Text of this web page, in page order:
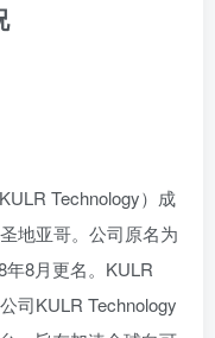
Technology）成
地亚哥。公司原名为
年8月更名。KULR
司KULR Technology